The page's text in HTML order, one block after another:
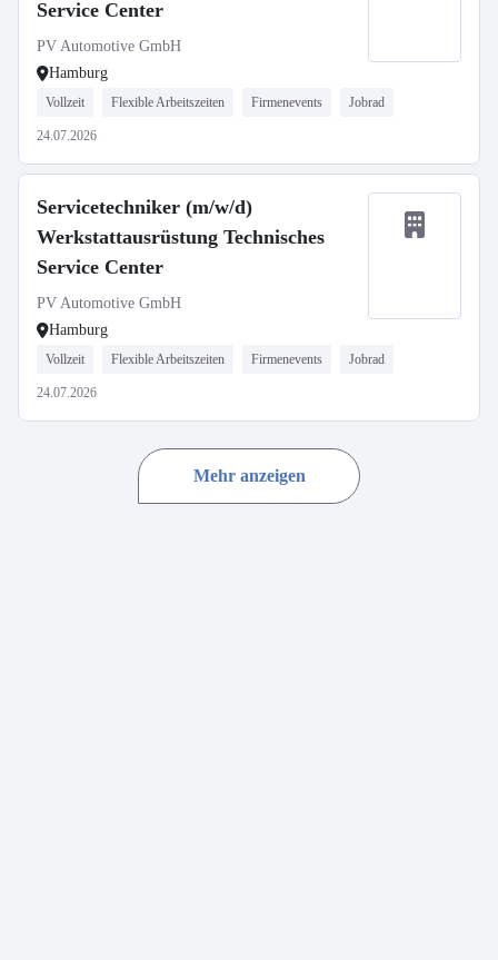
Service Center
PV Automotive GmbH
Hamburg
Vollzeit Flexible Arbeitszeiten Firmenevents Jobrad
24.07.2026
Servicetechniker (m/w/d)
Werkstattausrüstung Technisches
Service Center
PV Automotive GmbH
Hamburg
Vollzeit Flexible Arbeitszeiten Firmenevents Jobrad
24.07.2026
Mehr anzeigen